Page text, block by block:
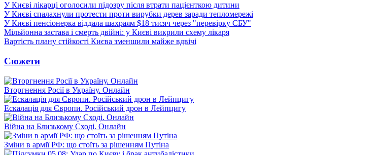
У Києві лікарці оголосили підозру після втрати пацієнткою дитини
У Києві спалахнули протести проти вирубки дерев заради тепломережі
У Києві пенсіонерка віддала шахраям $18 тисяч через "перевірку СБУ"
Мільйонна застава і смерть двійні: у Києві викрили схему лікаря
Вартість плану стійкості Києва зменшили майже вдвічі
Сюжети
Вторгнення Росії в Україну. Онлайн
Ескалація для Європи. Російський дрон в Лейпцигу
Війна на Близькому Сході. Онлайн
Зміни в армії РФ: що стоїть за рішенням Путіна